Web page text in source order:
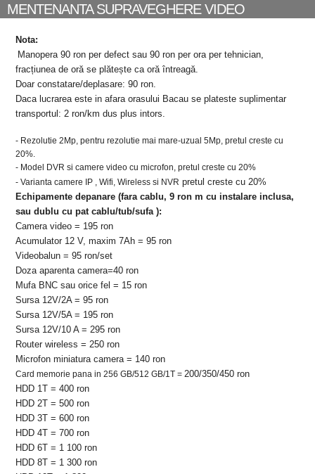
MENTENANTA SUPRAVEGHERE VIDEO
Nota:
Manopera 90 ron per defect sau 90 ron per ora per tehnician,
fracțiunea de oră se plătește ca oră întreagă.
Doar constatare/deplasare: 90 ron.
Daca lucrarea este in afara orasului Bacau se plateste suplimentar
transportul: 2 ron/km dus plus intors.
- Rezolutie 2Mp, pentru rezolutie mai mare-uzual 5Mp, pretul creste cu
20%.
- Model DVR si camere video cu microfon, pretul creste cu 20%
- Varianta camere IP , Wifi, Wireless si NVR pretul creste cu 20%
Echipamente depanare (fara cablu, 9 ron m cu instalare inclusa,
sau dublu cu pat cablu/tub/sufa ):
Camera video = 195 ron
Acumulator 12 V, maxim 7Ah = 95 ron
Videobalun = 95 ron/set
Doza aparenta camera=40 ron
Mufa BNC sau orice fel = 15 ron
Sursa 12V/2A = 95 ron
Sursa 12V/5A = 195 ron
Sursa 12V/10 A = 295 ron
Router wireless = 250 ron
Microfon miniatura camera = 140 ron
Card memorie pana in 256 GB/512 GB/1T =200/350/450 ron
HDD 1T = 400 ron
HDD 2T = 500 ron
HDD 3T = 600 ron
HDD 4T = 700 ron
HDD 6T = 1 100 ron
HDD 8T = 1 300 ron